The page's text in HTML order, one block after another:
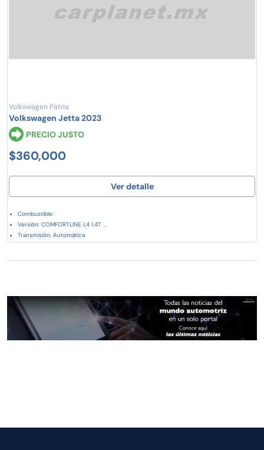
Volkswagen Patria
Volkswagen Jetta 2023
PRECIO JUSTO
$360,000
Ver detalle
Combustible:
Versión: COMFORTLINE L4 1.4T ...
Transmisión: Automática